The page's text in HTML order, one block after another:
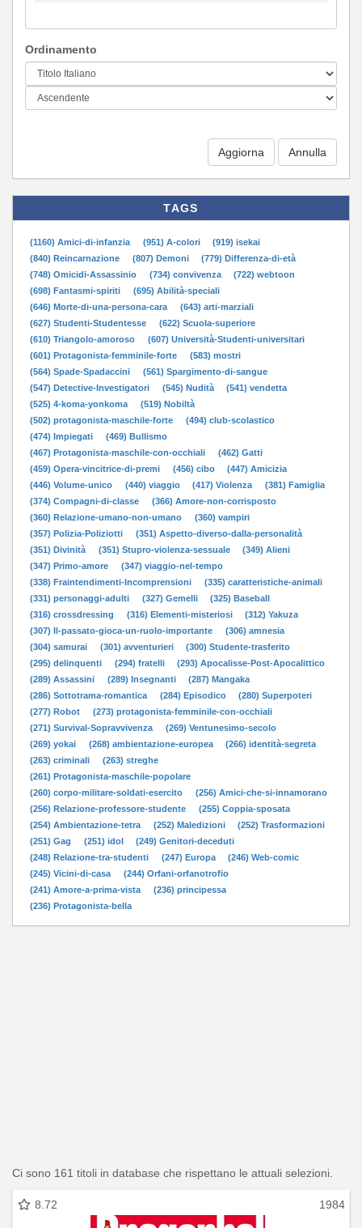
Ordinamento
Aggiorna
TAGS
(1160) Amici-di-infanzia (951) A-colori
(919) isekai
(840) Reincarnazione
(807) Demoni
(779) Differenza-di-età
(748) Omicidi-Assassinio
(734) convivenza
(722) webtoon
(698) Fantasmi-spiriti
(695) Abilità-speciali
(646) Morte-di-una-persona-cara
(643) arti-marziali
(627) Studenti-Studentesse
(622) Scuola-superiore
(610) Triangolo-amoroso
(607) Università-Studenti-universitari
(601) Protagonista-femminile-forte
(583) mostri
(564) Spade-Spadaccini
(561) Spargimento-di-sangue
(547) Detective-Investigatori
(545) Nudità
(541) vendetta
(525) 4-koma-yonkoma
(519) Nobiltà
(502) protagonista-maschile-forte
(494) club-scolastico
(474) Impiegati
(469) Bullismo
(467) Protagonista-maschile-con-occhiali
(462) Gatti
(459) Opera-vincitrice-di-premi
(456) cibo
(447) Amicizia
(446) Volume-unico
(440) viaggio (417) Violenza
(381) Famiglia
(374) Compagni-di-classe
(366) Amore-non-corrisposto
(360) Relazione-umano-non-umano
(360) vampiri
(357) Polizia-Poliziotti
(351) Aspetto-diverso-dalla-personalità
(351) Divinità
(351) Stupro-violenza-sessuale
(349) Alieni
(347) Primo-amore
(347) viaggio-nel-tempo
(338) Fraintendimenti-Incomprensioni
(335) caratteristiche-animali
(331) personaggi-adulti
(327) Gemelli
(325) Baseball
(316) crossdressing
(316) Elementi-misteriosi
(312) Yakuza
(307) Il-passato-gioca-un-ruolo-importante
(306) amnesia
(304) samurai
(301) avventurieri
(300) Studente-trasferito
(295) delinquenti
(294) fratelli
(293) Apocalisse-Post-Apocalittico
(289) Assassini
(289) Insegnanti
(287) Mangaka
(286) Sottotrama-romantica
(284) Episodico
(280) Superpoteri
(277) Robot
(273) protagonista-femminile-con-occhiali
(271) Survival-Sopravvivenza
(269) Ventunesimo-secolo
(269) yokai
(268) ambientazione-europea
(266) identità-segreta
(263) criminali
(263) streghe
(261) Protagonista-maschile-popolare
(260) corpo-militare-soldati-esercito
(256) Amici-che-si-innamorano
(256) Relazione-professore-studente
(255) Coppia-sposata
(254) Ambientazione-tetra
(252) Maledizioni
(252) Trasformazioni
(251) Gag
(251) idol
(249) Genitori-deceduti
(248) Relazione-tra-studenti
(247) Europa
(246) Web-comic
(245) Vicini-di-casa
(244) Orfani-orfanotrofio
(241) Amore-a-prima-vista
(236) principessa
(236) Protagonista-bella
Ci sono 161 titoli in database che rispettano le attuali selezioni.
8.72 1984